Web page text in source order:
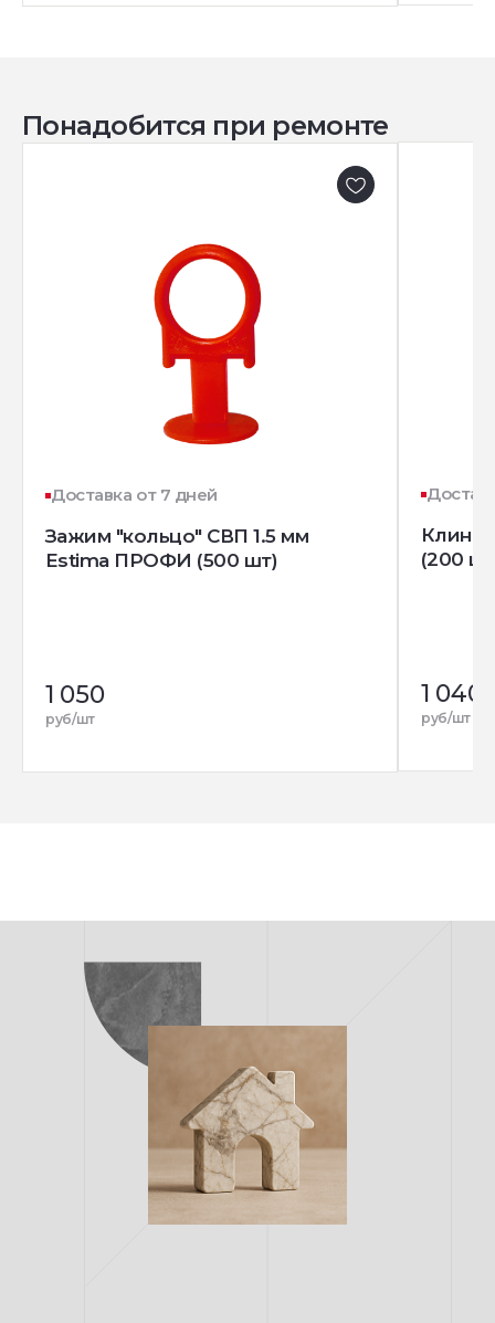
Понадобится при ремонте
Доставка от 7 дней
Зажим "кольцо" СВП 1.5 мм
Estima ПРОФИ (500 шт)
1 050
руб/шт
Клин
(200
1 040
руб/шт